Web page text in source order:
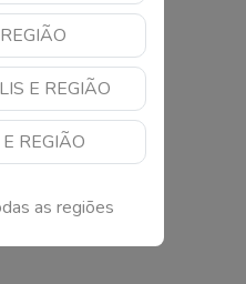
E REGIÃO
REGIÃO
as regiões
Hospital
de saúde,
distribuição de